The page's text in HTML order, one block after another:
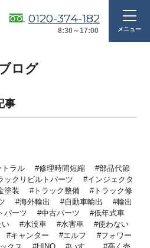
0120-374-182
8:30～17:00
ログ
事
ラル 修理時間短縮
部品代節
ックリビルトパーツ
インジェクタ
塗装 トラック整備
トラック修
海外輸出 自動車輸出
輸出
パーツ 中古パーツ
低年式車
い 水没車 水害車
使わない
キャンター エルフ
フォワー